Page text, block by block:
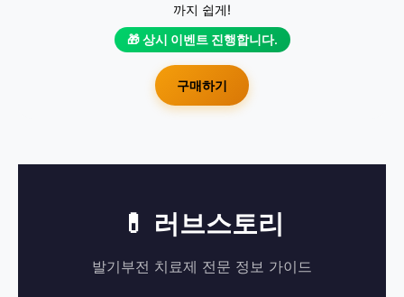
까지 쉽게!
🎁 상시 이벤트 진행합니다.
구매하기
💊 러브스토리
발기부전 치료제 전문 정보 가이드